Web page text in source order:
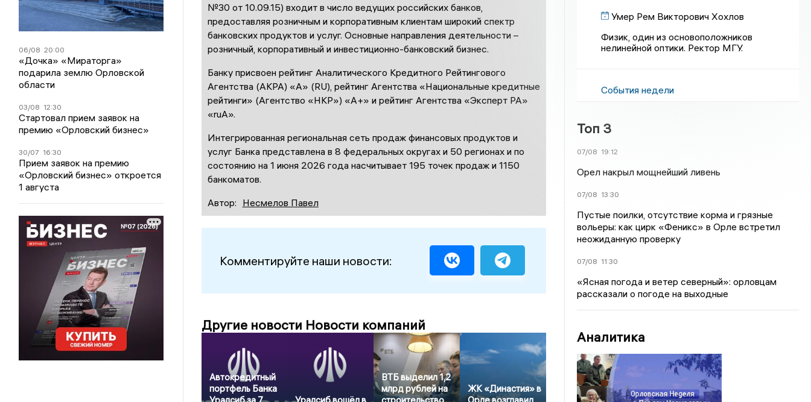
06/08 20:00
«Дочка» «Мираторга»
подарила землю Орловской
области
03/08 12:30
Стартовал прием заявок на
премию «Орловский бизнес»
30/07 16:30
Прием заявок на премию
«Орловский бизнес» откроется
1 августа
№30 от 10.09.15) входит в число ведущих российских банков,
предоставляя розничным и корпоративным клиентам широкий спектр
банковских продуктов и услуг. Основные направления деятельности –
розничный, корпоративный и инвестиционно-банковский бизнес.
Банку присвоен рейтинг Аналитического Кредитного Рейтингового
Агентства (АКРА) «А» (RU), рейтинг Агентства «Национальные кредитные
рейтинги» (Агентство «НКР») «А+» и рейтинг Агентства «Эксперт РА»
«ruА».
Интегрированная региональная сеть продаж финансовых продуктов и
услуг Банка представлена в 8 федеральных округах и 50 регионах и по
состоянию на 1 июня 2026 года насчитывает 195 точек продаж и 1150
банкоматов.
Автор: Несмелов Павел
Комментируйте наши новости:
Другие новости Новости компаний
Автокредитный
портфель Банка
ВТБ выделил 1,2
млрд рублей на
ЖК «Династия» в
Умер Рем Викторович Хохлов
Физик, один из основоположников
нелинейной оптики. Ректор МГУ.
События недели
Топ 3
07/08 19:12
Орел накрыл мощнейший ливень
07/08 13:30
Пустые поилки, отсутствие корма и грязные
вольеры: как цирк «Феникс» в Орле встретил
неожиданную проверку
07/08 11:30
«Ясная погода и ветер северный»: орловцам
рассказали о погоде на выходные
Аналитика